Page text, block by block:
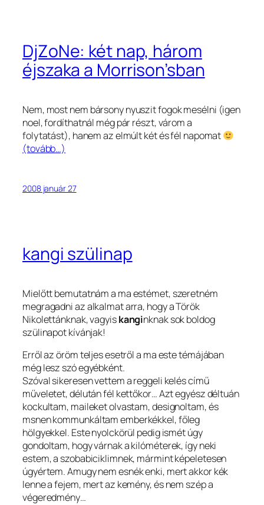
DjZoNe: két nap, három
éjszaka a Morrison’sban
Nem, most nem bársony nyuszit fogok mesélni (igen
noel, fordíthatnál még pár részt, várom a
folytatást), hanem az elmúlt két és fél napomat
(tovább…)
2008 január 27
kangi szülinap
Mielőtt bemutatnám a ma estémet, szeretném
megragadni az alkalmat arra, hogy a Török
Nikolettánknak, vagyiskanginknak sok boldog
szülinapot kívánjak!
Erről az öröm teljes esetről a ma este témájában
még lesz szó egyébként.
Szóval sikeresen vettem a reggeli kelés című
műveletet, délután fél kettőkor… Azt egyész déltuán
kockultam, maileket olvastam, designoltam, és
msnen kommunkáltam emberkékkel, főleg
hölgyekkel. Este nyolckörül pedig ismét úgy
gondoltam, hogy várnak a kilóméterek, így neki
estem, a szobabiciklimnek, mármint képeletesen
úgyértem. Amugy nem esnék enki, mert akkor kék
lenne a fejem, mert az kemény, és nem szép a
végeredmény…